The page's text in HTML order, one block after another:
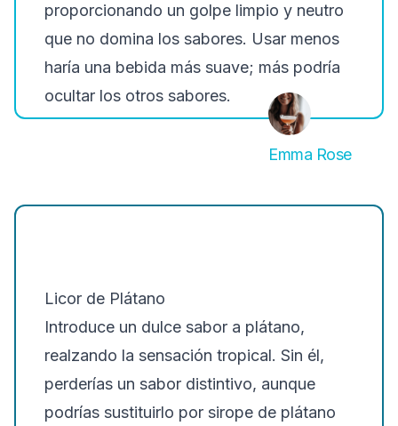
proporcionando un golpe limpio y neutro
que no domina los sabores. Usar menos
haría una bebida más suave; más podría
ocultar los otros sabores.
Emma Rose
Licor de Plátano
Introduce un dulce sabor a plátano,
realzando la sensación tropical. Sin él,
perderías un sabor distintivo, aunque
podrías sustituirlo por sirope de plátano